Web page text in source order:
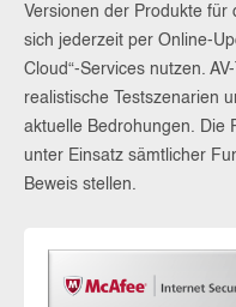
Versionen der Produkte für
sich jederzeit per Online-
Cloud“-Services nutzen.
realistische Testszenarien
aktuelle Bedrohungen. Die
unter Einsatz sämtlicher
Beweis stellen.